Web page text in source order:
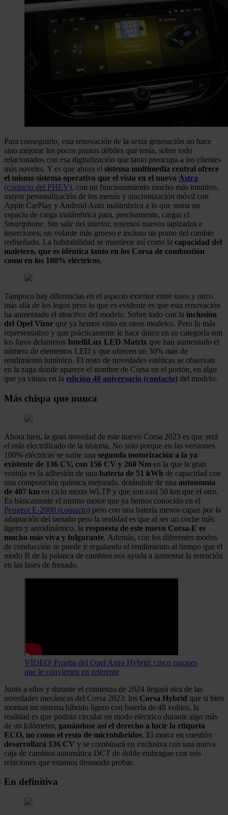
Para conseguirlo, esta renovación de la sexta generación no hace
sino mejorar los pocos puntos débiles que tenía, sobre todo
relacionados con esa digitalización que tanto preocupa a los clientes
más noveles. Y es que ahora el sistema multimedia central ofrece
el mismo sistema operativo que el visto en el nuevo Astra
(contacto del PHEV), con un funcionamiento mucho más intuitivo,
mayor personalización de los menús y sincronización móvil con
Apple CarPlay y Android Auto inalámbrica a lo que suma un
espacio de carga inalámbrica para, precisamente, cargar el
Smartphone. Sin salir del interior, tenemos nuevos tapizados e
inserciones, un volante más grueso e incluso un pomo del cambio
rediseñado. La habitabilidad se mantiene así como la capacidad del
maletero, que es idéntica tanto en los Corsa de combustión
como en los 100% eléctricos.
Tampoco hay diferencias en el aspecto exterior entre unos y otros
más allá de los logos pero lo que es evidente es que esta renovación
ha aumentado el atractivo del modelo. Sobre todo con la inclusión
del Opel Vizor que ya hemos visto en otros modelos. Pero lo más
representativo y que prácticamente le hace único en su categoría son
los faros delanteros IntelliLux LED Matrix que han aumentado el
número de elementos LED y que ofrecen un 30% más de
rendimiento lumínico. El resto de novedades estéticas se observan
en la zaga donde aparece el nombre de Corsa en el portón, en algo
que ya vimos en la edición 40 aniversario (contacto) del modelo.
Más chispa que nunca
Ahora bien, la gran novedad de este nuevo Corsa 2023 es que será
el más electrificado de la historia. No solo porque en las versiones
100% eléctricas se sume una segunda motorización a la ya
existente de 136 CV, con 156 CV y 260 Nm en la que la gran
ventaja es la adhesión de una batería de 51 kWh de capacidad con
una composición química mejorada, dotándole de una autonomía
de 407 km en ciclo mixto WLTP y que son casi 50 km que el otro.
Es básicamente el mismo motor que ya hemos conocido en el
Peugeot E-2008 (contacto) pero con una batería menos capaz por la
adaptación del tamaño pero la realidad es que al ser un coche más
ligero y aerodinámico, la respuesta de este nuevo Corsa-E es
mucho más viva y fulgurante. Además, con los diferentes modos
de conducción se puede ir regulando el rendimiento al tiempo que el
modo B de la palanca de cambios nos ayuda a aumentar la retención
en las fases de frenado.
VÍDEO| Prueba del Opel Astra Hybrid: cinco razones
que le convierten en referente
Junto a ellos y durante el comienzo de 2024 llegará otra de las
novedades mecánicas del Corsa 2023: los Corsa Hybrid que si bien
montan un sistema híbrido ligero con batería de 48 voltios, la
realidad es que podrán circular en modo eléctrico durante algo más
de un kilómetro, ganándose así el derecho a lucir la etiqueta
ECO, no como el resto de microhíbridos. El motor en cuestión
desarrollará 136 CV y se combinará en exclusiva con una nueva
caja de cambios automática DCT de doble embrague con seis
relaciones que estamos deseando probar.
En definitiva